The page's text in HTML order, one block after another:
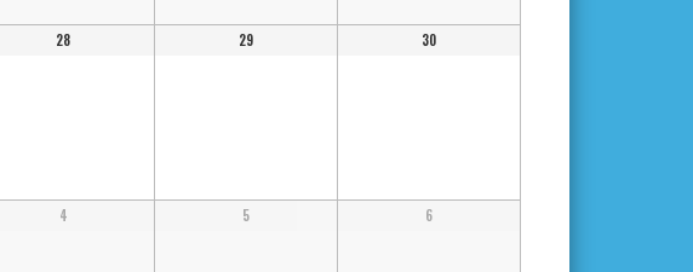
28 29 30
4 5 6